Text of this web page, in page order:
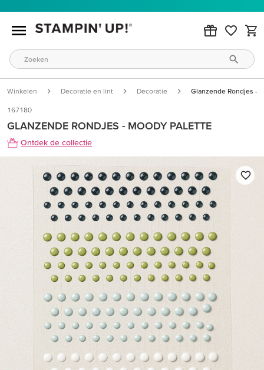
Winkelen Decoratie en lint Decoratie Glanzende Rondjes -
167180
GLANZENDE RONDJES - MOODY PALETTE
Ontdek de collectie